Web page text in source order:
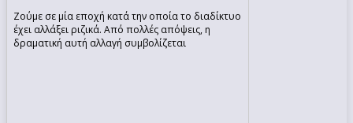
Ζούμε σε μία εποχή κατά την οποία το διαδίκτυο
έχει αλλάξει ριζικά. Από πολλές απόψεις, η
δραματική αυτή αλλαγή συμβολίζεται